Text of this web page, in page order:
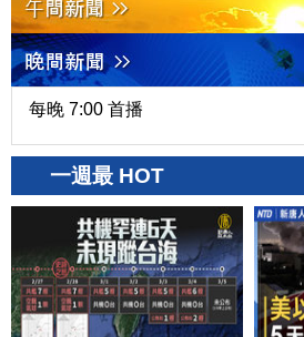
每晚 7:00 首播
一週最 HOT